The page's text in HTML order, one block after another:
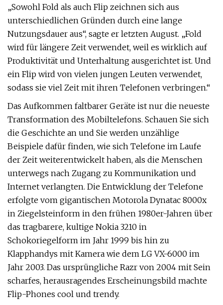
„Sowohl Fold als auch Flip zeichnen sich aus
unterschiedlichen Gründen durch eine lange
Nutzungsdauer aus“, sagte er letzten August. „Fold
wird für längere Zeit verwendet, weil es wirklich auf
Produktivität und Unterhaltung ausgerichtet ist. Und
ein Flip wird von vielen jungen Leuten verwendet,
sodass sie viel Zeit mit ihren Telefonen verbringen.“
Das Aufkommen faltbarer Geräte ist nur die neueste
Transformation des Mobiltelefons. Schauen Sie sich
die Geschichte an und Sie werden unzählige
Beispiele dafür finden, wie sich Telefone im Laufe
der Zeit weiterentwickelt haben, als die Menschen
unterwegs nach Zugang zu Kommunikation und
Internet verlangten. Die Entwicklung der Telefone
erfolgte vom gigantischen Motorola Dynatac 8000x
in Ziegelsteinform in den frühen 1980er-Jahren über
das tragbarere, kultige Nokia 3210 in
Schokoriegelform im Jahr 1999 bis hin zu
Klapphandys mit Kamera wie dem LG VX-6000 im
Jahr 2003. Das ursprüngliche Razr von 2004 mit Sein
scharfes, herausragendes Erscheinungsbild machte
Flip-Phones cool und trendy.